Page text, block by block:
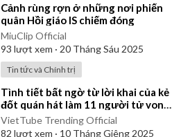
⁣Cảnh rùng rợn ở những nơi phiến
quân Hồi giáo IS chiếm đóng
MiuClip Official
93 lượt xem · 20 Tháng Sáu 2025
Tin tức và Chính trị
⁣Tình tiết bất ngờ từ lời khai của kẻ
đốt quán hát làm 11 người tử vong
ở Hà Nội
VietTube Trending Official
82 lượt xem · 10 Tháng Giêng 2025